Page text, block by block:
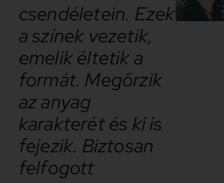
csendéletein. Ezek
a színek vezetik,
emelik éltetik a
formát. Megőrzik
az anyag
karakterét és ki is
fejezik. Biztosan
felfogott